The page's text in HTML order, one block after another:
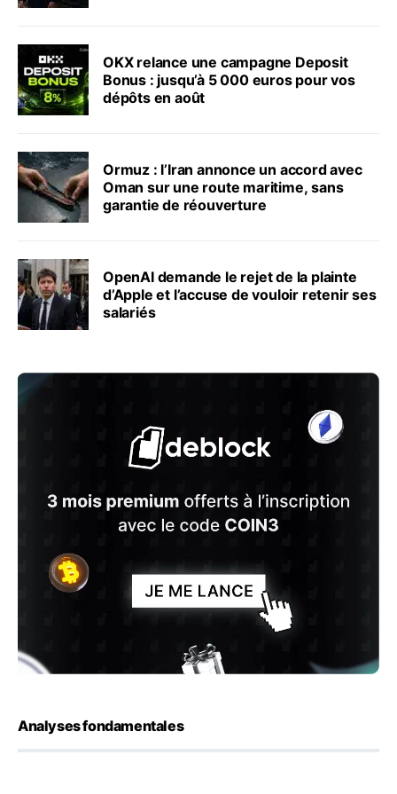
OKX relance une campagne Deposit
Bonus : jusqu’à 5 000 euros pour vos
dépôts en août
Ormuz : l’Iran annonce un accord avec
Oman sur une route maritime, sans
garantie de réouverture
OpenAI demande le rejet de la plainte
d’Apple et l’accuse de vouloir retenir ses
salariés
Analyses fondamentales